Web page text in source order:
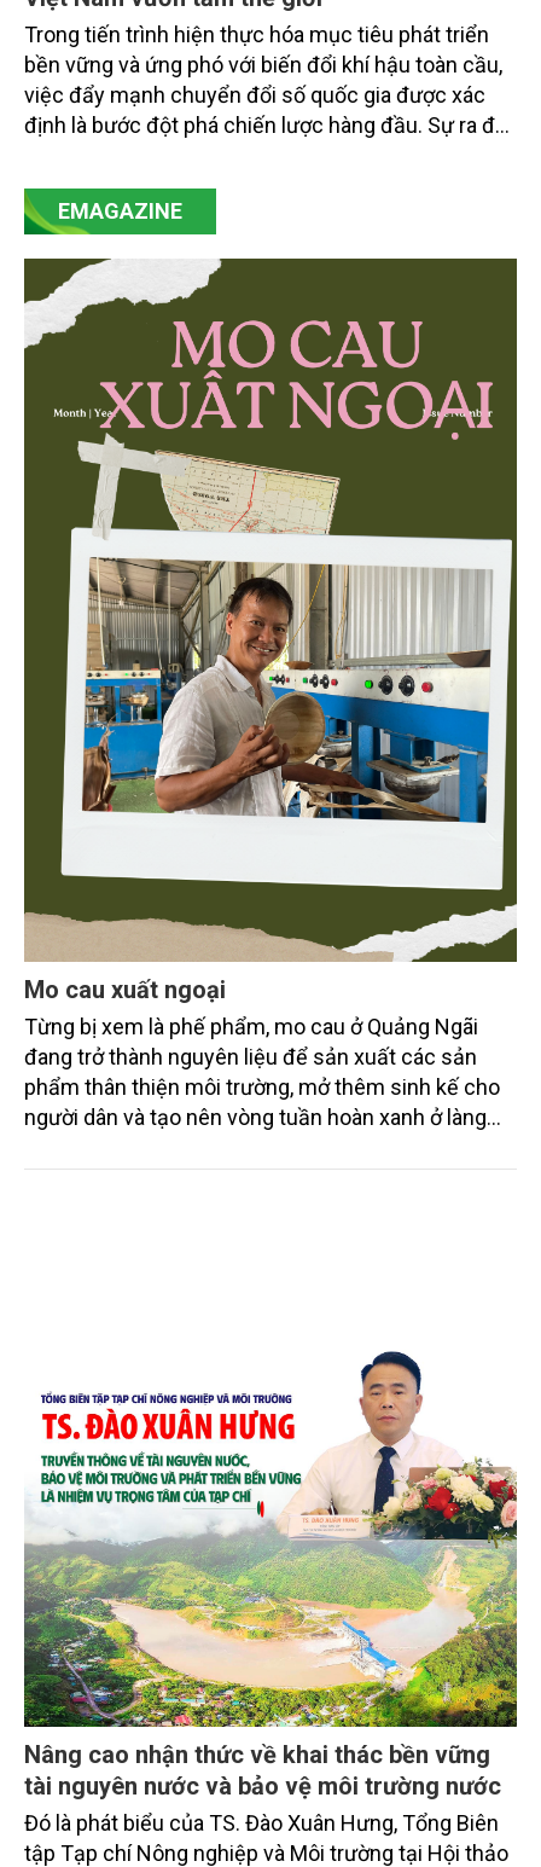
Trong tiến trình hiện thực hóa mục tiêu phát triển
bền vững và ứng phó với biến đổi khí hậu toàn cầu,
việc đẩy mạnh chuyển đổi số quốc gia được xác
định là bước đột phá chiến lược hàng đầu. Sự ra đời
mạnh mẽ, thúc đẩy quá trình cải cách toàn diện,
minh bạch hóa chuỗi cung ứng và nâng cao hiệu
then chốt là nông nghiệp và môi trường.
EMAGAZINE
Mo cau xuất ngoại
Từng bị xem là phế phẩm, mo cau ở Quảng Ngãi
đang trở thành nguyên liệu để sản xuất các sản
phẩm thân thiện môi trường, mở thêm sinh kế cho
người dân và tạo nên vòng tuần hoàn xanh ở làng
chén, dĩa... từ mo cau đã được thị trường trong nước
Nâng cao nhận thức về khai thác bền vững
tài nguyên nước và bảo vệ môi trường nước
Đó là phát biểu của TS. Đào Xuân Hưng, Tổng Biên
tập Tạp chí Nông nghiệp và Môi trường tại Hội thảo